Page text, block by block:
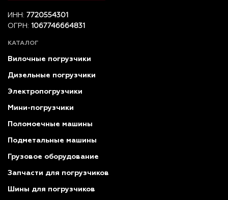
ИНН: 7720554301
ОГРН: 1067746664831
КАТАЛОГ
Вилочные погрузчики
Дизельные погрузчики
Электропогрузчики
Мини-погрузчики
Поломоечные машины
Подметальные машины
Грузовое оборудование
Запчасти для погрузчиков
Шины для погрузчиков